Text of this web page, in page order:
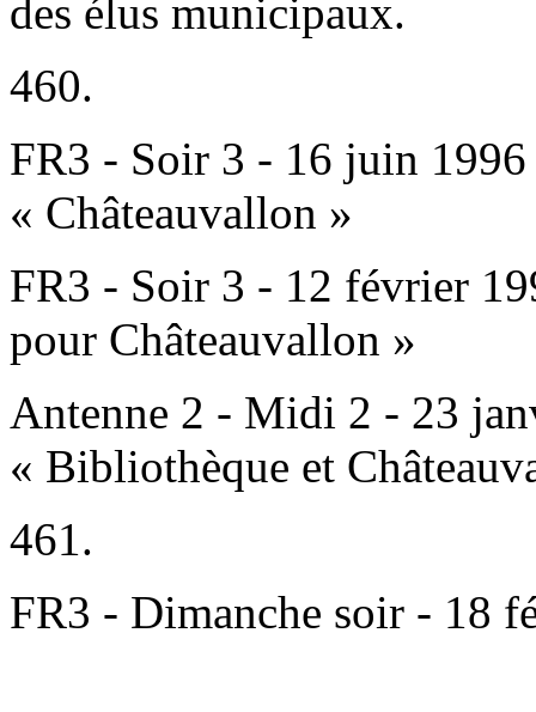
des élus municipaux.
460.
FR3 - Soir 3 - 16 juin 1996
« Châteauvallon »
FR3 - Soir 3 - 12 février
pour Châteauvallon »
Antenne 2 - Midi 2 - 23
« Bibliothèque et
461.
FR3 - Dimanche soir - 18